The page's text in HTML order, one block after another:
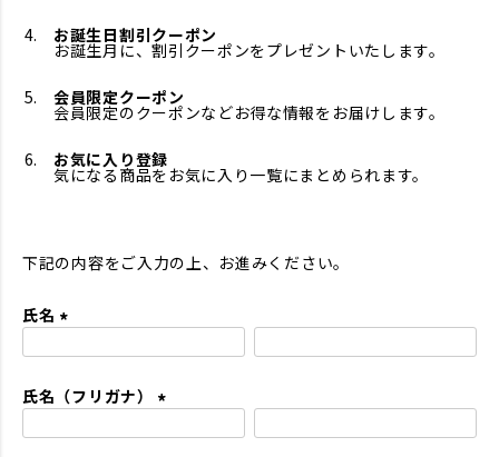
お誕生日割引クーポン
お誕生月に、割引クーポンをプレゼントいたします。
会員限定クーポン
会員限定のクーポンなどお得な情報をお届けします。
お気に入り登録
気になる商品をお気に入り一覧にまとめられます。
下記の内容をご入力の上、お進みください。
氏名
須
氏名（フリガナ）